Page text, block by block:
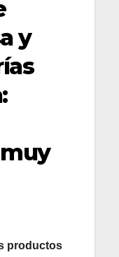
y
productos